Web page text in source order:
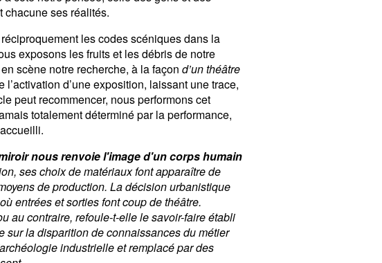
chacune ses réalités.
les codes scéniques dans la
exposons les fruits et les débris de notre
scène notre recherche, à la façon d’un théâtre
d’une exposition, laissant une trace,
peut recommencer, nous performons cet
totalement déterminé par la performance,
nous renvoie l'image d'un corps humain
ses choix de matériaux font apparaître de
de production. La décision urbanistique
entrées et sorties font coup de théâtre.
au contraire, refoule-t-elle le savoir-faire établi
sur la disparition de connaissances du métier
industrielle et remplacé par des